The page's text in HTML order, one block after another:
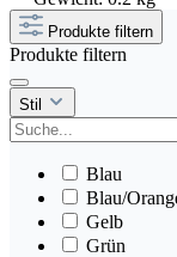
Produkte filtern
Produkte filtern
Stil
Blau
Blau/
Gelb
Grün